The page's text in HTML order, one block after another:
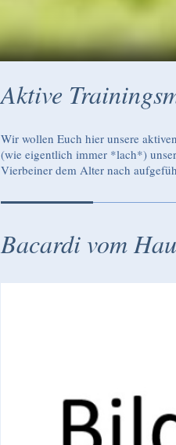
Aktive
Wir wollen Euch hier unsere
(wie eigentlich immer *lach*)
Vierbeiner dem Alter nach
Bacardi vom